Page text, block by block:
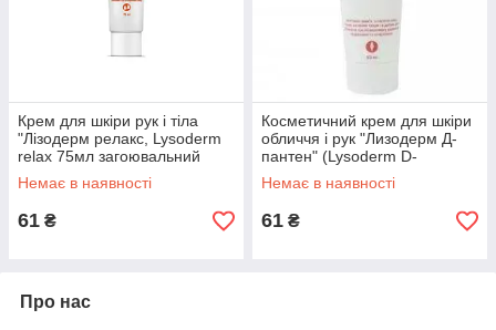
Крем для шкіри рук і тіла
"Лізодерм релакс, Lysoderm
relax 75мл загоювальний
регенеруючий крем що
розгладжує
Немає в наявності
61 ₴
Косметичний крем для шкіри
обличчя і рук "Лизодерм Д-
пантен" (Lysoderm D-
penthen) туб 50мл
Немає в наявності
61 ₴
Про нас